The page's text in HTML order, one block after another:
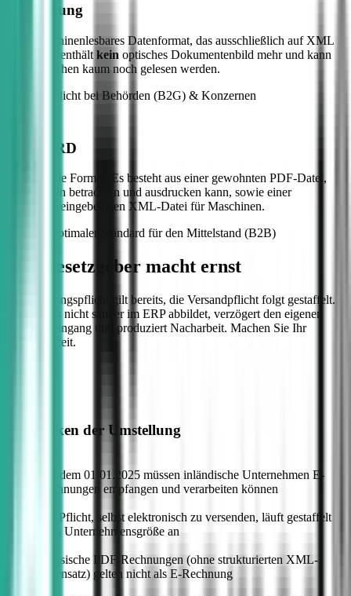
XRechnung
Rein maschinenlesbares Datenformat, das ausschließlich auf XML
basiert. Es enthält kein optisches Dokumentenbild mehr und kann
von Menschen kaum noch gelesen werden.
Einsatz: Pflicht bei Behörden (B2G) & Konzernen
ZUGFeRD
Das hybride Format. Es besteht aus einer gewohnten PDF-Datei,
welche man betrachten und ausdrucken kann, sowie einer
unsichtbar eingebetteten XML-Datei für Maschinen.
Einsatz: Optimaler Standard für den Mittelstand (B2B)
Der Gesetzgeber macht ernst
Die Empfangspflicht gilt bereits, die Versandpflicht folgt gestaffelt.
Wer beides nicht sauber im ERP abbildet, verzögert den eigenen
Zahlungseingang und produziert Nacharbeit. Machen Sie Ihr
System bereit.
Die Risiken der Umstellung
Seit dem 01.01.2025 müssen inländische Unternehmen E-
Rechnungen empfangen und verarbeiten können
Die Pflicht, selbst elektronisch zu versenden, läuft gestaffelt
nach Unternehmensgröße an
Klassische PDF-Rechnungen (ohne strukturierten XML-
Datensatz) gelten nicht als E-Rechnung